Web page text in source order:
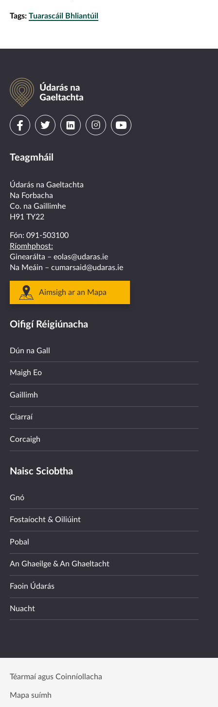
Tags: Tuarascáil Bhliantúil
Údarás
na
Gaeltachta
Visit
on
facebook
Visit
on
twitter
Visit
linkedin
VisitVisit
Teagmháil
Údarás na Gaeltachta
Na Forbacha
Co. na Gaillimhe
H91 TY22
Fón: 091-503100
Ríomhphost:
Ginearálta – eolas@udaras.ie
Na Meáin – cumarsaid@udaras.ie
Aimsigh ar an Mapa
Oifigí Réigiúnacha
Dún na Gall
Maigh Eo
Gaillimh
Ciarraí
Corcaigh
Naisc Sciobtha
Gnó
Fostaíocht & Oiliúint
Pobal
An Ghaeilge & An Ghaeltacht
Faoin Údarás
Nuacht
Téarmaí agus Coinníollacha
Mapa suímh